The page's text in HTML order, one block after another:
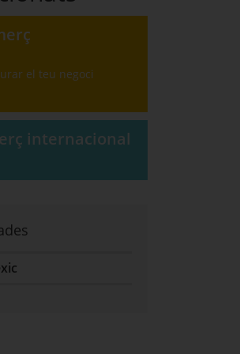
el teu negoci
internacional